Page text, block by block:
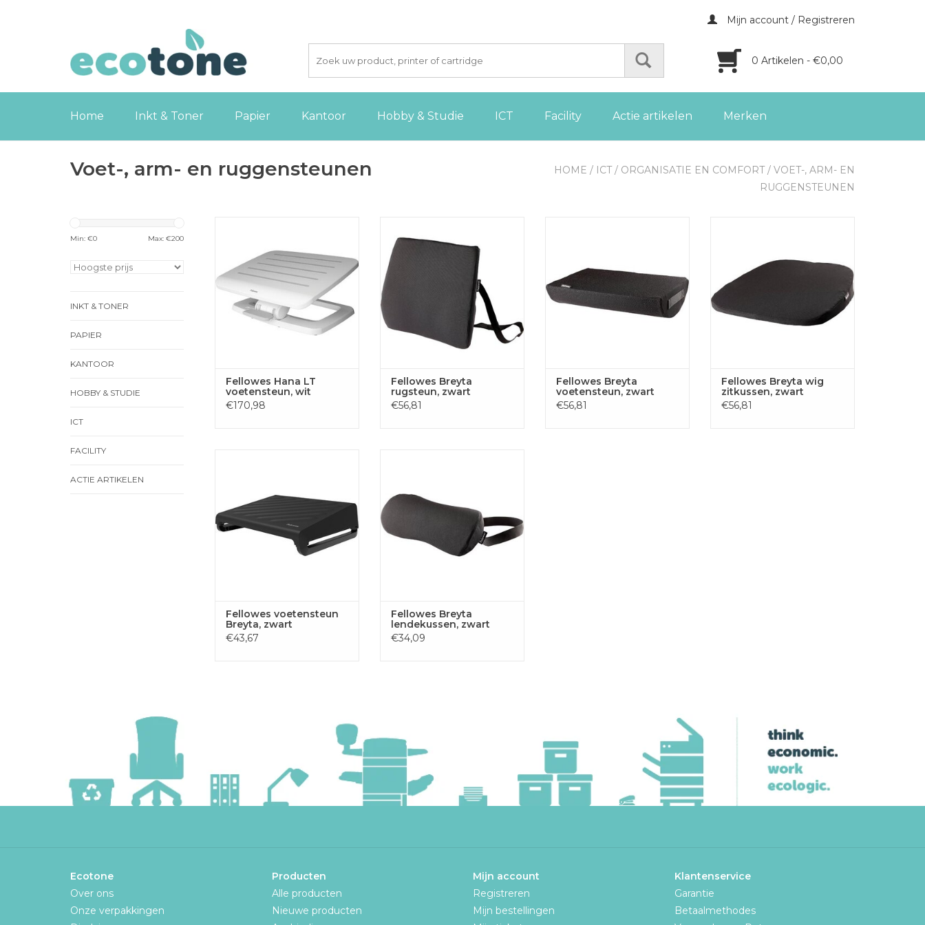
Mijn account / Registreren
0 Artikelen - €0,00
Home Inkt & Toner Papier Kantoor Hobby & Studie ICT Facility Actie artikelen Merken
Voet-, arm- en ruggensteunen HOME / ICT/ ORGANISATIE EN COMFORT/ VOET-, ARM- EN
RUGGENSTEUNEN
Min: €0 Max: €200
INKT & TONER
PAPIER
KANTOOR
HOBBY & STUDIE
ICT
FACILITY
ACTIE ARTIKELEN
TOEVOEGEN AAN
WINKELWAGEN
Fellowes Hana LT
voetensteun, wit
€170,98
TOEVOEGEN AAN
WINKELWAGEN
Fellowes Breyta
rugsteun, zwart
€56,81
WINKELWAGEN
Fellowes Breyta
voetensteun, zwart
€56,81
TOEVOEGEN AAN
WINKELWAGEN
Fellowes Breyta wig
zitkussen, zwart
€56,81
TOEVOEGEN AAN
WINKELWAGEN
Fellowes voetensteun
Breyta, zwart
€43,67
TOEVOEGEN AAN
WINKELWAGEN
Fellowes Breyta
lendekussen, zwart
€34,09
Ecotone
Over ons
Onze verpakkingen
Producten
Alle producten
Nieuwe producten
Mijn account
Registreren
Mijn bestellingen
Klantenservice
Garantie
Betaalmethodes